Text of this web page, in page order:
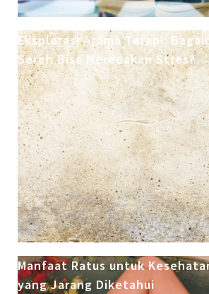
Eksplorasi Aroma Terapi:
Sereh Bisa Meredakan Stres?
Manfaat Ratus untuk
yang Jarang Diketahui